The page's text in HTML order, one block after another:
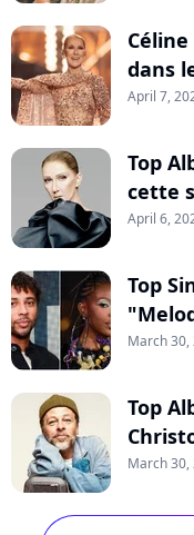
dans
April 7,
Top
cette
April 6,
Top
March 30,
Top
March 30,